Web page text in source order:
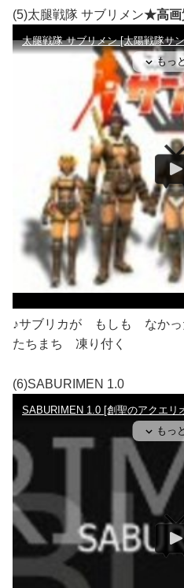
(5)太腿戦隊 サブリメン★高画
♪サブリカが もしも なか
たちまち 凍り付く
(6)SABURIMEN 1.0